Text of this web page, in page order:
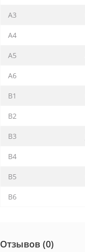
A3
A4
A5
A6
B1
B2
B3
B4
B5
B6
Отзывов (0)